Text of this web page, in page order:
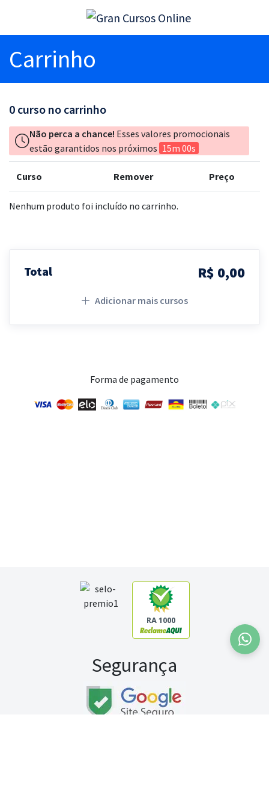
Carrinho
0 curso no carrinho
Não perca a chance! Esses valores promocionais
estão garantidos nos próximos 15m 00s
Curso Remover Preço
Nenhum produto foi incluído no carrinho.
Total R$ 0,00
Adicionar mais cursos
Forma de pagamento
RA 1000
Segurança